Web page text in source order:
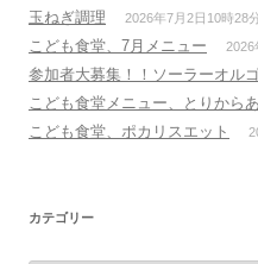
玉ねぎ調理 2026年7月2日10時28
こども食堂、7月メニュー
参加者大募集！！ソーラーオル
こども食堂メニュー、とりから
こども食堂、ポカリスエット
カテゴリー